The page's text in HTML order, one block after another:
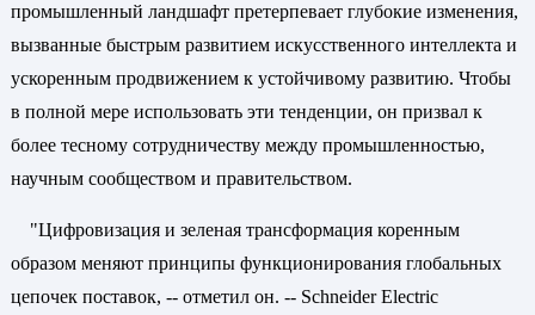
промышленный ландшафт претерпевает глубокие изменения,
вызванные быстрым развитием искусственного интеллекта и
ускоренным продвижением к устойчивому развитию. Чтобы
в полной мере использовать эти тенденции, он призвал к
более тесному сотрудничеству между промышленностью,
научным сообществом и правительством.
"Цифровизация и зеленая трансформация коренным
образом меняют принципы функционирования глобальных
цепочек поставок, -- отметил он. -- Schneider Electric